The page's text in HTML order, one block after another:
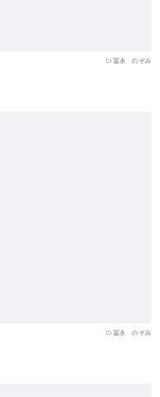
冨永 のぞみ
冨永 のぞみ